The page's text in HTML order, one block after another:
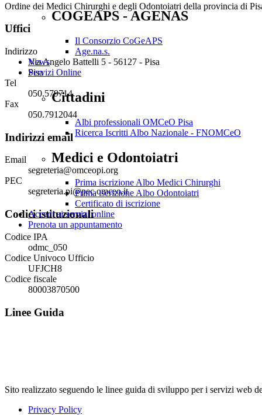
COGEAPS - AGENAS
Il Consorzio CoGeAPS
Age.na.s.
News
Servizi Online
Cittadini
Albi professionali OMCeO Pisa
Ricerca Iscritti Albo Nazionale - FNOMCeO
Medici e Odontoiatri
Prima iscrizione Albo Medici Chirurghi
Prima iscrizione Albo Odontoiatri
Certificato di iscrizione
Accedi ai servizi online
Prenota un appuntamento
Ordine dei Medici Chirurghi e degli Odontoiatri della provincia di
Uffici
Indirizzo
Via Angelo Battelli 5 - 56127 - Pisa
Pisa
Tel
050.579714
Fax
050.7912044
Indirizzi email
Email
segreteria@omceopi.org
PEC
segreteria.pi@pec.omceo.it
Codici istituzionali
Codice IPA
odmc_050
Codice Univoco Ufficio
UFJCH8
Codice fiscale
80003870500
Linee Guida
Sito realizzato seguendo le linee guida di sviluppo per i servizi
Privacy Policy